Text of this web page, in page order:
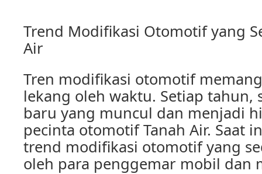
Trend Modifikasi Otomotif yang
Air
Tren modifikasi otomotif
lekang oleh waktu. Setiap tahun,
baru yang muncul dan menjadi
pecinta otomotif Tanah Air. Saat
trend modifikasi otomotif yang
oleh para penggemar mobil dan